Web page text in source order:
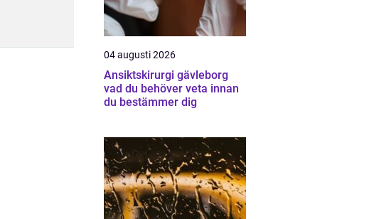
04 augusti 2026
Ansiktskirurgi gävleborg
vad du behöver veta innan
du bestämmer dig